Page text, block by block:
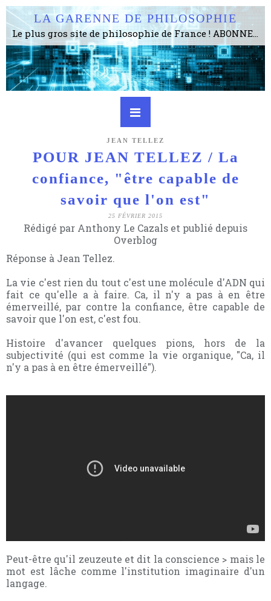
LA GARENNE DE PHILOSOPHIE
Le plus gros site de philosophie de France ! ABONNEZ-VOUS ! 4115 Articles, 1634 abonné·e·s, depuis 2006 . . . . . . . . 2 852 214 pages vues jusqu'à présent. Prestance et être apte à un plus grand nombre de choses.
JEAN TELLEZ
POUR JEAN TELLEZ / La
confiance, "être capable de
savoir que l'on est"
25 FÉVRIER 2015
Rédigé par Anthony Le Cazals et publié depuis
Overblog
Réponse à Jean Tellez.
La vie c'est rien du tout c'est une molécule d'ADN qui
fait ce qu'elle a à faire. Ca, il n'y a pas à en être
émerveillé, par contre la confiance, être capable de
savoir que l'on est, c'est fou.
Histoire d'avancer quelques pions, hors de la
subjectivité (qui est comme la vie organique, "Ca, il
n'y a pas à en être émerveillé").
Peut-être qu'il zeuzeute et dit la conscience > mais le
mot est lâche comme l'institution imaginaire d'un
langage.